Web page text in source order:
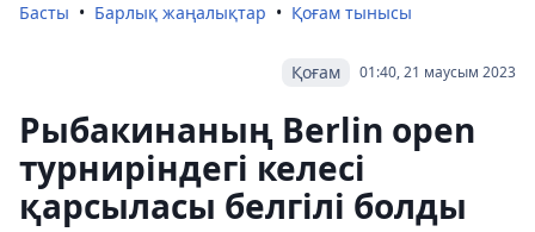
Басты Барлық жаңалықтар Қоғам тынысы
01:40, 21 маусым 2023
Қоғам
Рыбакинаның Berlin open
турниріндегі келесі
қарсыласы белгілі болды